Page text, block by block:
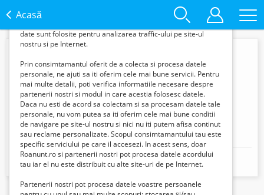
Acasă
DORIAN
Mobil: +40773837101
oferi content si reclame personalizate in
functie de interesele si nevoile tale. De asemenea, aceste
date sunt folosite pentru analizarea traffic-ului pe site-ul
nostru si pe Internet.
Prin consimtamantul oferit de a colecta si procesa datele
personale, ne ajuti sa iti oferim cele mai bune servicii. Pentru
mai multe detalii, poti verifica informatiile necesare despre
partenerii nostri si modul in care acestia folosesc datele.
Daca nu esti de acord sa colectam si sa procesam datele tale
personale, nu vom putea sa iti oferim cele mai bune conditii
de navigare pe site-ul nostru si nici nu iti putem afisa continut
sau reclame personalizate. Scopul consimtamantului tau este
specific serviciului pe care il accesezi. In acest sens, doar
Roanunt.ro si partenerii nostri pot procesa datele acordului
tau iar el nu este distribuit cu alte site-uri de pe Internet.
Partenerii nostri pot procesa datele voastre persoanele